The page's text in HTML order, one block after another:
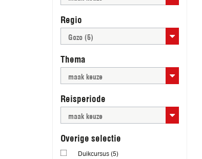
Regio
Gozo (5)
Thema
maak keuze
Reisperiode
maak keuze
Overige selectie
Duikcursus (5)